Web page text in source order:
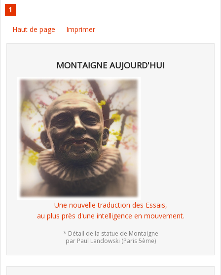
1
Haut de page Imprimer
MONTAIGNE AUJOURD'HUI
Une nouvelle traduction des Essais,
au plus près d'une intelligence en mouvement.
* Détail de la statue de Montaigne
par Paul Landowski (Paris 5ème)